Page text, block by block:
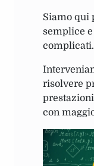
Siamo qui
semplice
complicati.
risolvere
con